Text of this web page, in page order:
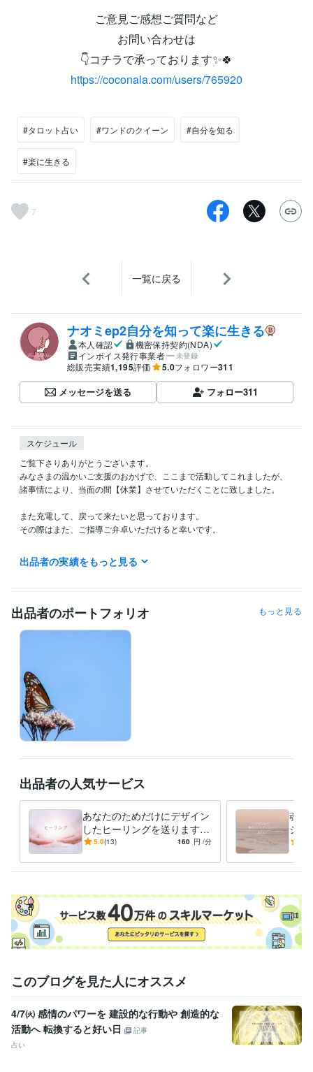
ご意見ご感想ご質問など
お問い合わせは
👇コチラで承っております✨🍀
https://coconala.com/users/765920
#タロット占い #ワンドのクイーン #自分を知る
#楽に生きる
7
一覧に戻る
ナオミep2自分を知って楽に生きる
本人確認
機密保持契約(NDA)
インボイス発行事業者
未登録
総販売実績1,195評価 5.0フォロワー311
メッセージを送る フォロー311
スケジュール
ご覧下さりありがとうございます。
みなさまの温かいご支援のおかげで、ここまで活動してこれましたが、
諸事情により、当面の間【休業】させていただくことに致しました。
また充電して、戻って来たいと思っております。
その際はまた、ご指導ご弁卓いただけると幸いです。
皆さまにおかれましても
体調など崩されませんよう、どうぞご自愛くださいませ。
出品者の実績をもっと見る
出品者のポートフォリオ もっと見る
出品者の人気サービス
あなたのためだけにデザイン
したヒーリングを送ります
今のあなたに必要なひらめき
り
5.0(13) 160 円 /分
魂の
シッ
囲の
トー
このブログを見た人にオススメ
4/7㈫ 感情のパワーを 建設的な行動や 創造的な
活動へ 転換すると好い日
記事
占い